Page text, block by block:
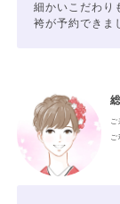
細かいこだわり
袴が予約できま